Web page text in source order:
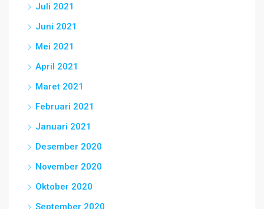
Juli 2021
Juni 2021
Mei 2021
April 2021
Maret 2021
Februari 2021
Januari 2021
Desember 2020
November 2020
Oktober 2020
September 2020